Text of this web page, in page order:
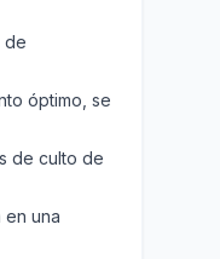
de
óptimo, se
de culto de
una